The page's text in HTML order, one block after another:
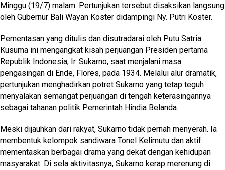
Minggu (19/7) malam. Pertunjukan tersebut disaksikan langsung
oleh Gubernur Bali Wayan Koster didampingi Ny. Putri Koster.
Pementasan yang ditulis dan disutradarai oleh Putu Satria
Kusuma ini mengangkat kisah perjuangan Presiden pertama
Republik Indonesia, Ir. Sukarno, saat menjalani masa
pengasingan di Ende, Flores, pada 1934. Melalui alur dramatik,
pertunjukan menghadirkan potret Sukarno yang tetap teguh
menyalakan semangat perjuangan di tengah keterasingannya
sebagai tahanan politik Pemerintah Hindia Belanda.
Meski dijauhkan dari rakyat, Sukarno tidak pernah menyerah. Ia
membentuk kelompok sandiwara Tonel Kelimutu dan aktif
mementaskan berbagai drama yang dekat dengan kehidupan
masyarakat. Di sela aktivitasnya, Sukarno kerap merenung di